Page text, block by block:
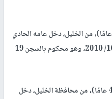
- محمد مسلم موسى نصر الله (49 عامًا)، من الخليل، دخل عامه الحادي
عشر، وذلك منذ اعتقاله بتاريخ 5/ 10/ 2010، وهو محكوم بالسجن 19
- سامر سالم عبد الفتاح غنيمات (49 عامًا)، من محافظة الخليل، دخل